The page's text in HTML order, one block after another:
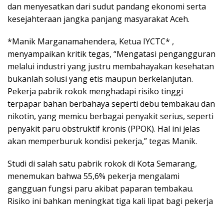
dan menyesatkan dari sudut pandang ekonomi serta
kesejahteraan jangka panjang masyarakat Aceh.
*Manik Marganamahendera, Ketua IYCTC* ,
menyampaikan kritik tegas, “Mengatasi pengangguran
melalui industri yang justru membahayakan kesehatan
bukanlah solusi yang etis maupun berkelanjutan.
Pekerja pabrik rokok menghadapi risiko tinggi
terpapar bahan berbahaya seperti debu tembakau dan
nikotin, yang memicu berbagai penyakit serius, seperti
penyakit paru obstruktif kronis (PPOK). Hal ini jelas
akan memperburuk kondisi pekerja,” tegas Manik.
Studi di salah satu pabrik rokok di Kota Semarang,
menemukan bahwa 55,6% pekerja mengalami
gangguan fungsi paru akibat paparan tembakau.
Risiko ini bahkan meningkat tiga kali lipat bagi pekerja